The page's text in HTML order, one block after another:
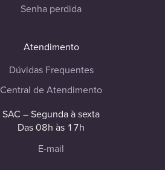
Senha perdida
Atendimento
Dúvidas Frequentes
Central de Atendimento
SAC – Segunda à sexta
Das 08h às 17h
E-mail